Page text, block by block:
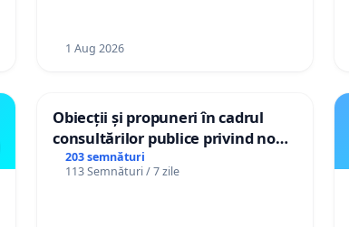
1 Aug 2026
Obiecții și propuneri în cadrul
consultărilor publice privind noul
Plan Urbanistic General (PUG)
Ialoveni
203 semnături
113 Semnături / 7 zile